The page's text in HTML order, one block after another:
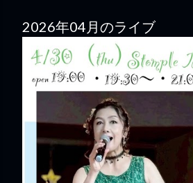
2026年04月のライブ